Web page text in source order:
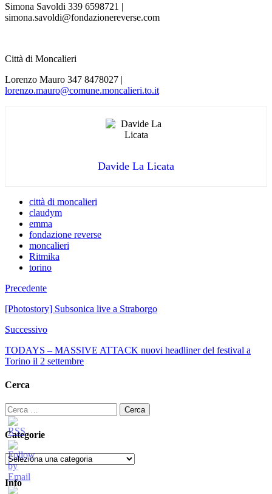
Simona Savoldi 339 6598721 |
simona.savoldi@fondazionereverse.com
Città di Moncalieri
Lorenzo Mauro 347 8478027 |
lorenzo.mauro@comune.moncalieri.to.it
Davide La Licata
città di moncalieri
claudym
emma
fondazione reverse
moncalieri
Ritmika
torino
Precedente
[Photostory] Subsonica live a Straborgo
Successivo
TODAYS – MASSIVE ATTACK nuovi headliner del festival a
Torino il 2 settembre
Cerca
Ricerca
per:
Categorie
Categorie
Info